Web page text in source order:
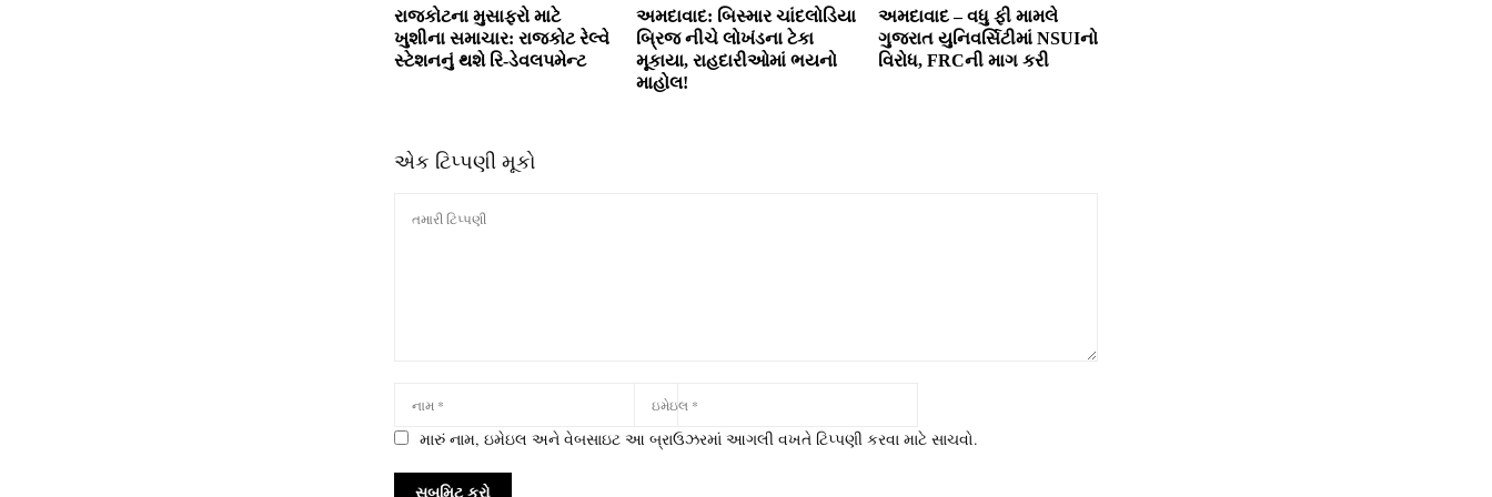
રાજકોટના મુસાફરો માટે
ખુશીના સમાચાર: રાજકોટ રેલ્વે
સ્ટેશનનું થશે રિ-ડેવલપમેન્ટ
અમદાવાદ: બિસ્માર ચાંદલોડિયા
બ્રિજ નીચે લોખંડના ટેકા
મૂકાયા, રાહદારીઓમાં ભયનો
માહોલ!
અમદાવાદ – વધુ ફી મામલે
ગુજરાત યુનિવર્સિટીમાં NSUIનો
વિરોધ, FRCની માગ કરી
એક ટિપ્પણી મૂકો
મારું નામ, ઇમેઇલ અને વેબસાઇટ આ બ્રાઉઝરમાં આગલી વખતે ટિપ્પણી કરવા માટે સાચવો.